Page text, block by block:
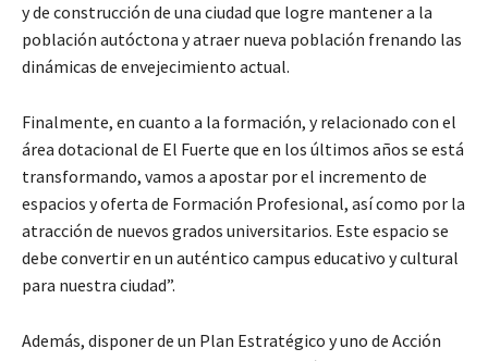
y de construcción de una ciudad que logre mantener a la
población autóctona y atraer nueva población frenando las
dinámicas de envejecimiento actual.
Finalmente, en cuanto a la formación, y relacionado con el
área dotacional de El Fuerte que en los últimos años se está
transformando, vamos a apostar por el incremento de
espacios y oferta de Formación Profesional, así como por la
atracción de nuevos grados universitarios. Este espacio se
debe convertir en un auténtico campus educativo y cultural
para nuestra ciudad”.
Además, disponer de un Plan Estratégico y uno de Acción